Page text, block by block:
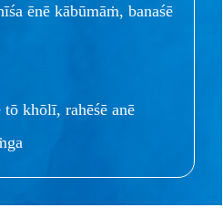
ēnē kābūmāṁ, banaśē
tō khōlī, rahēśē anē